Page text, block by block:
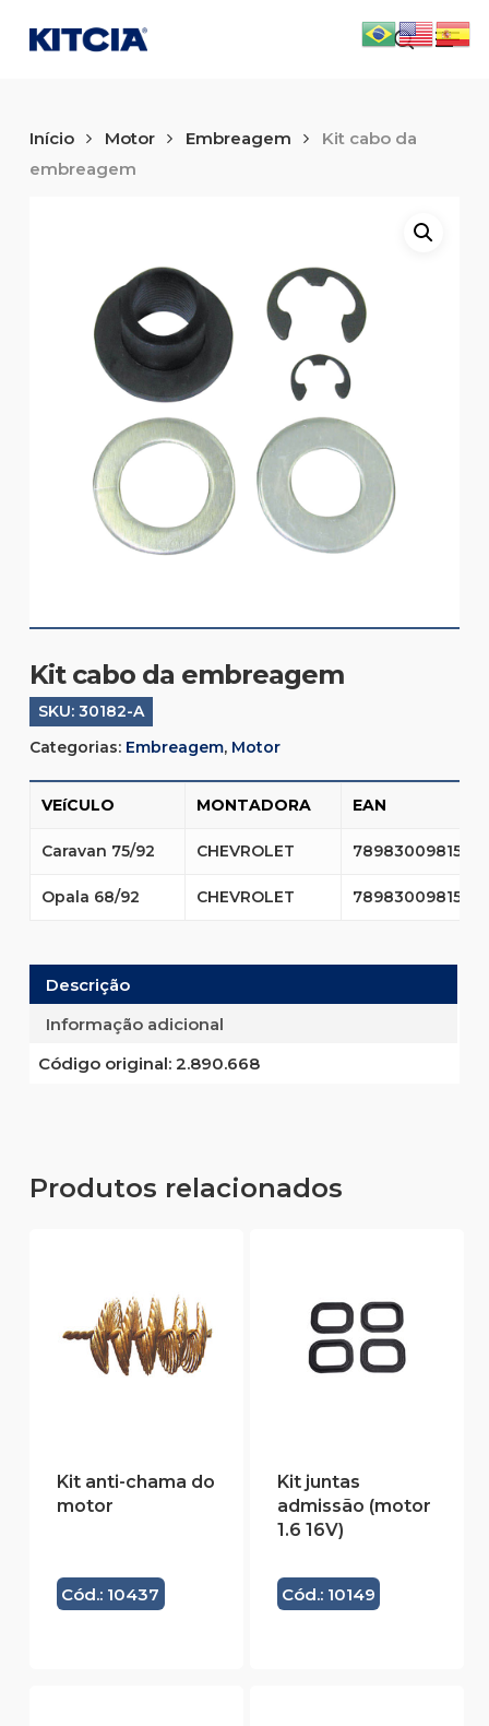
main
search
Início Motor Embreagem
Kit cabo da
embreagem
Kit cabo da embreagem
SKU: 30182-A
Categorias: Embreagem, Motor
VEíCULO MONTADORA EAN
Caravan 75/92 CHEVROLET 7898300981579
Opala 68/92 CHEVROLET 7898300981579
Descrição
Informação adicional
Código original:2.890.668
Produtos relacionados
Kit anti-chama do
motor
Cód.: 10437
Kit juntas
admissão (motor
1.6 16V)
Cód.: 10149